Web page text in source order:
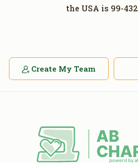
the USA is 99-
Create My Team